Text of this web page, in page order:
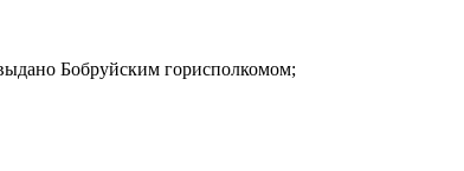
Бобруйским горисполкомом;